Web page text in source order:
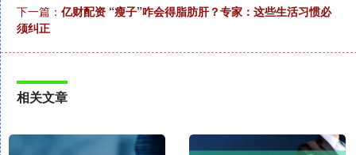
下一篇： 亿财配资 “瘦子”咋会得脂肪肝？专家：这些生活习惯必
须纠正
相关文章